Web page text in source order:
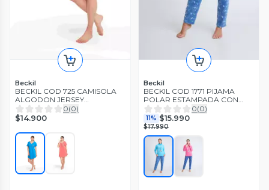
Beckil
BECKIL COD 725 CAMISOLA
ALGODON JERSEY
ESTAMPADO 0(0)
$14.900
Beckil
BECKIL COD 1771 PIJAMA
POLAR ESTAMPADA CON
CUELLO
0(0)
11% $15.990
$17.990